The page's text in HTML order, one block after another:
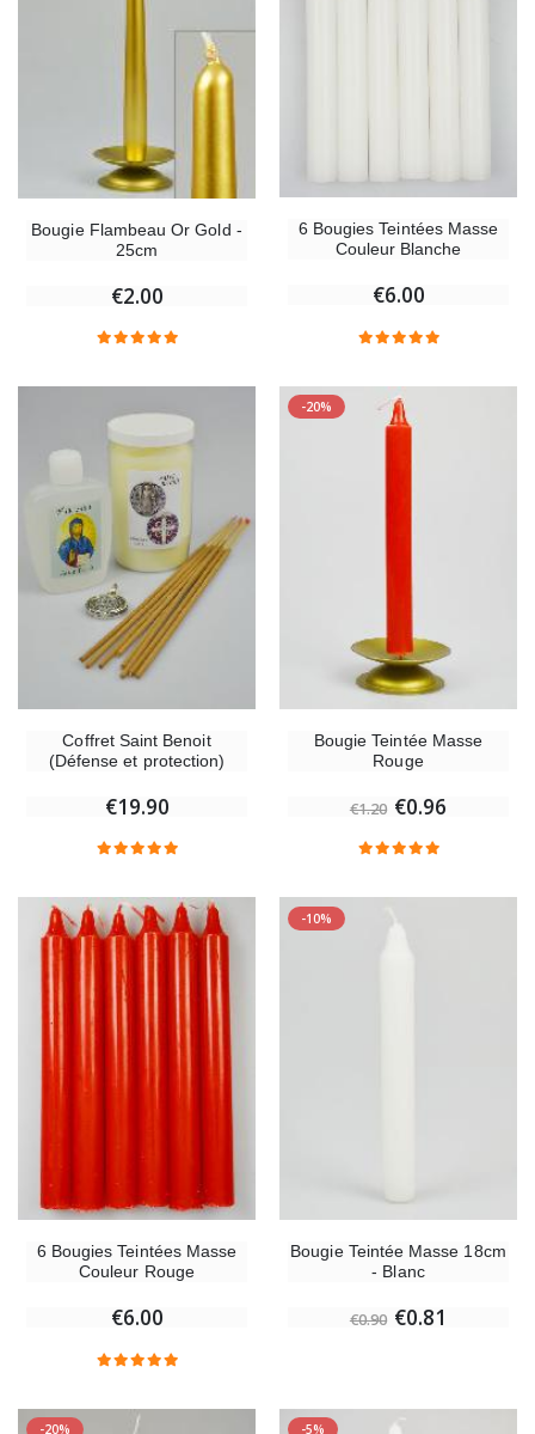
Bougie Flambeau Or Gold -
25cm
€2.00
6 Bougies Teintées Masse
Couleur Blanche
€6.00
Coffret Saint Benoit
(Défense et protection)
€19.90
-20%
Bougie Teintée Masse
Rouge
€1.20 €0.96
6 Bougies Teintées Masse
Couleur Rouge
€6.00
-10%
Bougie Teintée Masse 18cm
- Blanc
€0.90 €0.81
-20% -5%